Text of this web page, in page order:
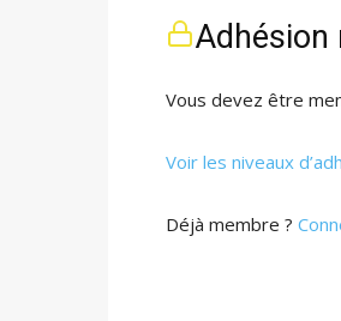
Adhésion
Vous devez être
Voir les niveaux
Déjà membre ?